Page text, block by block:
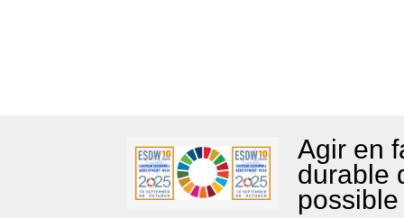
Agir en
durable
possible